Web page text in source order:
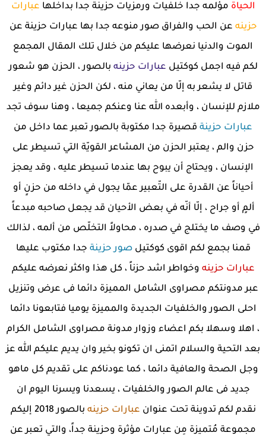
الحياة مؤلمه جدا خلفيات ورمزيات حزينة جدا بداخلها عبارات
حزينه عن الحب والفراق صور منوعه جدا بها عبارات حزينة عن
الموت والدنيا نعرضها عليكم من خلال تلك المقال المجمع
لكم فيه اجمل كوكتيل عبارات حزينه بالصور ، الحزن هو شعور
قاتل لا يشعر به إلّا من يعاني منه ، لكن الحزن غير دائم وغير
ملازم للإنسان ، وأبعده الله عنا وعنكم جميعا ، وهنا سوف تجد
عبارات حزينة قصيرة جدا مكتوبة بالصور تعبر عما داخل من
حزن والم ، يعتبر الحزن من المشاعر القويّة التي تسيطر على
الإنسان ، ويحتاج أن يبوح بها عندما تسيطر عليه ، وقد يعجز
أحياناً عن القدرة على التّعبير عمّا يجول في داخله من حزنٍ أو
ألمٍ أو جراح ، إلّا أنّه في بعض الأحيان قد يجعل صاحبه مبدعاً
في وصف ما يختلج في صدره ، محاولاً التخلّص من ألمه ، لذالك
قمنا بجمع لكم اقوى كوكتيلصور حزينة جدا مكتوب عليها
عبارات حزينه وخواطر اشد حزناً ، كل هذا واكثر نعرضه عليكم
عبر مدونتكم مصراوى الشامل المميزة دائما فى عرض وتنزيل
احلى الصور والخلفيات الجديدة والمميزة يوميا فتابعونا دائما
، اهلا وسهلا بكم اعضاء وزوار مدونة مصراوى الشامل الكرام
بعد التحية والسلام اتمنى ان تكونو بخير وان يديم عليكم الله عز
وجل الصحة والعافية دائما ، كما عودناكم على تقديم كل ماهو
جديد فى عالم الصور والخلفيات ، يسعدنا ويسرنا اليوم ان
نقدم لكم تدوينة تحت عنوان عبارات حزينه
بالصور 2018 إليكم
مجموعة مُتميزة مِن عبارات مؤثرة وحزينة جداً، والتي تعبر عن